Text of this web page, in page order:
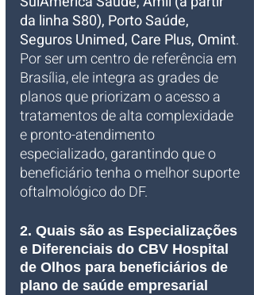
da linha S80), Porto Saúde,
Seguros Unimed, Care Plus, Omint.
Por ser um centro de referência em
Brasília, ele integra as grades de
planos que priorizam o acesso a
tratamentos de alta complexidade
e pronto-atendimento
especializado, garantindo que o
beneficiário tenha o melhor suporte
oftalmológico do DF.
2. Quais são as Especializações
e Diferenciais do CBV Hospital
de Olhos para beneficiários de
plano de saúde empresarial